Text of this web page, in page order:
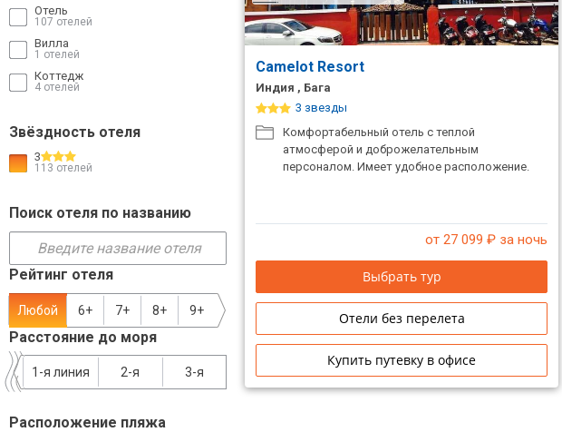
Отель
107 отелей
Вилла
1 отелей
Коттедж
4 отелей
Звёздность отеля
3
113 отелей
Поиск отеля по названию
Рейтинг отеля
Любой 6+ 7+ 8+ 9+
Расстояние до моря
3-я
2-я
1-я линия
Расположение пляжа
Camelot Resort
Индия , Бага
3 звезды
Комфортабельный отель с теплой
атмосферой и доброжелательным
персоналом. Имеет удобное расположение.
от 27 099 ₽ за ночь
Выбрать тур
Отели без перелета
Купить путевку в офисе
Лучшие отели 4* звезды
Недорогие отели 4*
звезды
Недорогие отели 3*
звезды
Сетевые отели Египта
Сетевые отели ОАЭ
Сетевые отели Таиланда
Сетевые отели Шри Ланки
Сетевые отели Вьетнама